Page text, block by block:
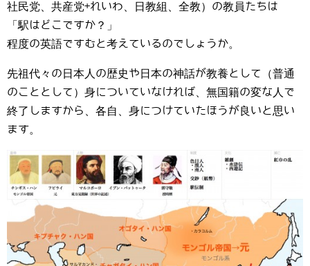
社民党、共産党+れいわ、日教組、全教）の教員たちは
「駅はどこですか？」
程度の英語ですむと考えているのでしょうか。
先祖代々の日本人の歴史や日本の神話が教養として（普通
のこととして）身についていなければ、無国籍の変な人で
終了しますから、各自、身につけていたほうが良いと思い
ます。